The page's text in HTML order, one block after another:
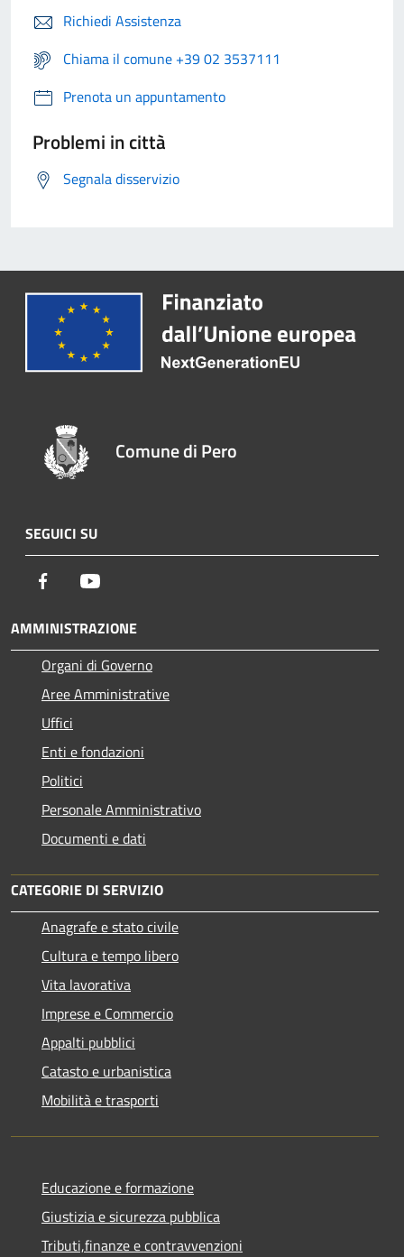
Richiedi Assistenza
Chiama il comune +39 02 3537111
Prenota un appuntamento
Problemi in città
Segnala disservizio
Comune di Pero
SEGUICI SU
Facebook
AMMINISTRAZIONE
Organi di Governo
Aree Amministrative
Uffici
Enti e fondazioni
Politici
Personale Amministrativo
Documenti e dati
CATEGORIE DI SERVIZIO
Anagrafe e stato civile
Cultura e tempo libero
Vita lavorativa
Imprese e Commercio
Appalti pubblici
Catasto e urbanistica
Mobilità e trasporti
Educazione e formazione
Giustizia e sicurezza pubblica
Tributi,finanze e contravvenzioni